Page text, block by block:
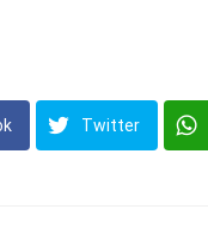
Twitter